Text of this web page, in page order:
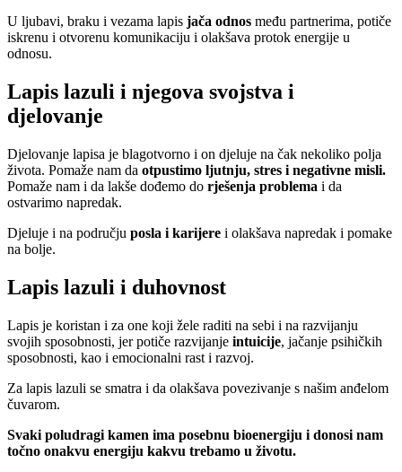
U ljubavi, braku i vezama lapis jača odnos među partnerima, potiče
iskrenu i otvorenu komunikaciju i olakšava protok energije u
odnosu.
Lapis lazuli i njegova svojstva i
djelovanje
Djelovanje lapisa je blagotvorno i on djeluje na čak nekoliko polja
života. Pomaže nam da otpustimo ljutnju, stres i negativne misli.
Pomaže nam i da lakše dođemo do rješenja problema i da
ostvarimo napredak.
Djeluje i na području posla i karijere i olakšava napredak i pomake
na bolje.
Lapis lazuli i duhovnost
Lapis je koristan i za one koji žele raditi na sebi i na razvijanju
svojih sposobnosti, jer potiče razvijanje intuicije, jačanje psihičkih
sposobnosti, kao i emocionalni rast i razvoj.
Za lapis lazuli se smatra i da olakšava povezivanje s našim anđelom
čuvarom.
Svaki poludragi kamen ima posebnu bioenergiju i donosi nam
točno onakvu energiju kakvu trebamo u životu.